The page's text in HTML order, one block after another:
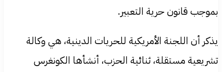
بموجب قانون حرية التعبير.
يذكر أن اللجنة الأمريكية للحريات الدينية، هي وكالة
تشريعية مستقلة، ثنائية الحزب، أنشأها الكونغرس